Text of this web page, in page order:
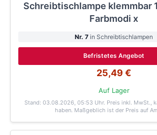
Schreibtischlampe klemmbar
Farbmodi x
Nr. 7 in Schreibtischlampen
Befristetes Angebot
25,49 €
Auf Lager
Stand: 03.08.2026, 05:53 Uhr. Preis inkl. MwSt.,
haben. Maßgeblich ist der Preis auf